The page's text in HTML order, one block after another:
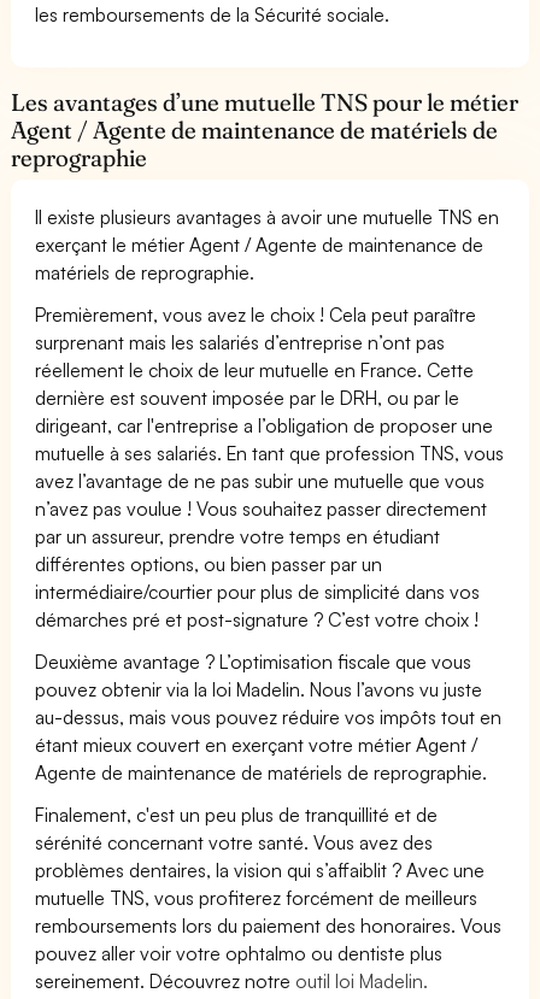
les remboursements de la Sécurité sociale.
Les avantages d’une mutuelle TNS pour le métier
Agent / Agente de maintenance de matériels de
reprographie
Il existe plusieurs avantages à avoir une mutuelle TNS en
exerçant le métier Agent / Agente de maintenance de
matériels de reprographie.
Premièrement, vous avez le choix ! Cela peut paraître
surprenant mais les salariés d’entreprise n’ont pas
réellement le choix de leur mutuelle en France. Cette
dernière est souvent imposée par le DRH, ou par le
dirigeant, car l'entreprise a l’obligation de proposer une
mutuelle à ses salariés. En tant que profession TNS, vous
avez l’avantage de ne pas subir une mutuelle que vous
n’avez pas voulue ! Vous souhaitez passer directement
par un assureur, prendre votre temps en étudiant
différentes options, ou bien passer par un
intermédiaire/courtier pour plus de simplicité dans vos
démarches pré et post-signature ? C’est votre choix !
Deuxième avantage ? L’optimisation fiscale que vous
pouvez obtenir via la loi Madelin. Nous l’avons vu juste
au-dessus, mais vous pouvez réduire vos impôts tout en
étant mieux couvert en exerçant votre métier Agent /
Agente de maintenance de matériels de reprographie.
Finalement, c'est un peu plus de tranquillité et de
sérénité concernant votre santé. Vous avez des
problèmes dentaires, la vision qui s’affaiblit ? Avec une
mutuelle TNS, vous profiterez forcément de meilleurs
remboursements lors du paiement des honoraires. Vous
pouvez aller voir votre ophtalmo ou dentiste plus
sereinement. Découvrez notre outil loi Madelin.